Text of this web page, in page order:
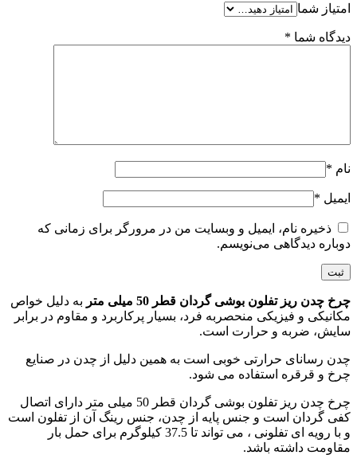
امتیاز شما
دیدگاه شما *
نام *
ایمیل *
ذخیره نام، ایمیل و وبسایت من در مرورگر برای زمانی که
دوباره دیدگاهی می‌نویسم.
چرخ چدن ریز تفلون بوشی گردان قطر 50 میلی متر
به دلیل خواص
مکانیکی و فیزیکی منحصربه فرد، بسیار پرکاربرد و مقاوم در برابر
سایش، ضربه و حرارت است.
چدن رسانای حرارتی خوبی است به همین دلیل از چدن در صنایع
چرخ و قرقره استفاده می شود.
چرخ چدن ریز تفلون بوشی گردان قطر 50 میلی متر دارای اتصال
کفی گردان است و جنس پایه از چدن، جنس رینگ آن از تفلون است
و با رویه ای تفلونی ، می تواند تا 37.5 کیلوگرم برای حمل بار
مقاومت داشته باشد.